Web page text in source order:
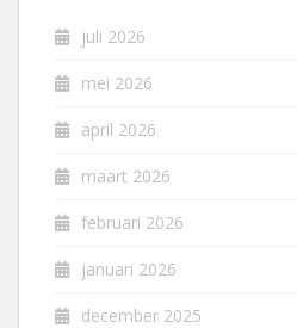
juli 2026
mei 2026
april 2026
maart 2026
februari 2026
januari 2026
december 2025